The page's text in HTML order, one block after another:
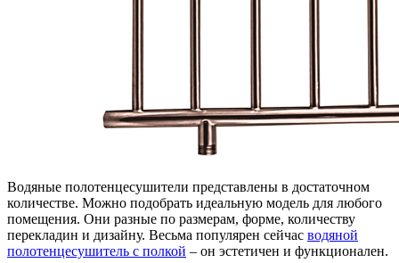
Водяные полотенцесушители представлены в достаточном
количестве. Можно подобрать идеальную модель для любого
помещения. Они разные по размерам, форме, количеству
перекладин и дизайну. Весьма популярен сейчас водяной
полотенцесушитель с полкой – он эстетичен и функционален.